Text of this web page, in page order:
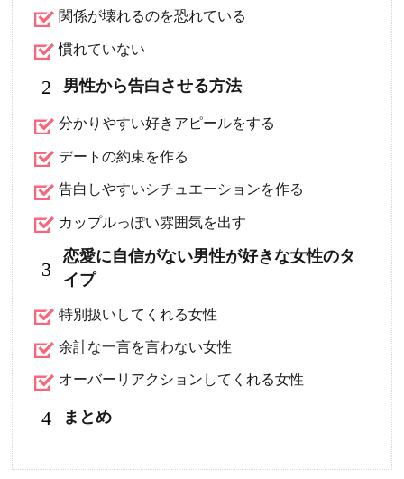
関係が壊れるのを恐れている
慣れていない
2 男性から告白させる方法
分かりやすい好きアピールをする
デートの約束を作る
告白しやすいシチュエーションを作る
カップルっぽい雰囲気を出す
3
恋愛に自信がない男性が好きな女性のタ
イプ
特別扱いしてくれる女性
余計な一言を言わない女性
オーバーリアクションしてくれる女性
4 まとめ